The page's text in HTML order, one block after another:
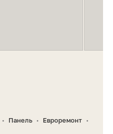
• Панель • Евроремонт •